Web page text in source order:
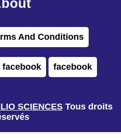
And Conditions
facebook facebook
SCIENCESTous droits